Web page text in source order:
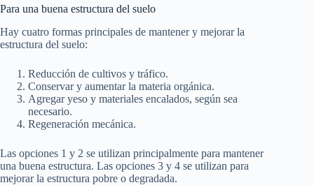
Para una buena estructura del suelo
Hay cuatro formas principales de mantener y mejorar la
estructura del suelo:
Reducción de cultivos y tráfico.
Conservar y aumentar la materia orgánica.
Agregar yeso y materiales encalados, según sea
necesario.
Regeneración mecánica.
Las opciones 1 y 2 se utilizan principalmente para mantener
una buena estructura. Las opciones 3 y 4 se utilizan para
mejorar la estructura pobre o degradada.